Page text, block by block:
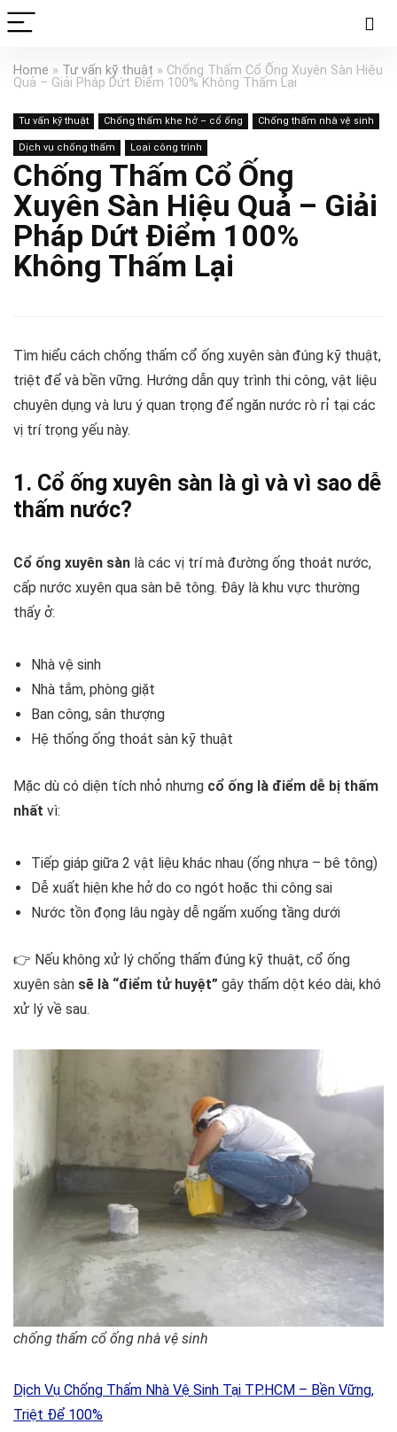
Home » Tư vấn kỹ thuật » Chống Thấm Cổ Ống Xuyên Sàn Hiệu
Quả – Giải Pháp Dứt Điểm 100% Không Thấm Lại
Tư vấn kỹ thuật Chống thấm khe hở – cổ ống Chống thấm nhà vệ sinh
Dịch vụ chống thấm Loại công trình
Chống Thấm Cổ Ống
Xuyên Sàn Hiệu Quả – Giải
Pháp Dứt Điểm 100%
Không Thấm Lại
Tìm hiểu cách chống thấm cổ ống xuyên sàn đúng kỹ thuật,
triệt để và bền vững. Hướng dẫn quy trình thi công, vật liệu
chuyên dụng và lưu ý quan trọng để ngăn nước rò rỉ tại các
vị trí trọng yếu này.
1. Cổ ống xuyên sàn là gì và vì sao dễ
thấm nước?
Cổ ống xuyên sàn là các vị trí mà đường ống thoát nước,
cấp nước xuyên qua sàn bê tông. Đây là khu vực thường
thấy ở:
Nhà vệ sinh
Nhà tắm, phòng giặt
Ban công, sân thượng
Hệ thống ống thoát sàn kỹ thuật
Mặc dù có diện tích nhỏ nhưng cổ ống là điểm dễ bị thấm
nhất vì:
Tiếp giáp giữa 2 vật liệu khác nhau (ống nhựa – bê tông)
Dễ xuất hiện khe hở do co ngót hoặc thi công sai
Nước tồn đọng lâu ngày dễ ngấm xuống tầng dưới
👉 Nếu không xử lý chống thấm đúng kỹ thuật, cổ ống
xuyên sàn sẽ là “điểm tử huyệt” gây thấm dột kéo dài, khó
xử lý về sau.
chống thấm cổ ống nhà vệ sinh
Dịch Vụ Chống Thấm Nhà Vệ Sinh Tại TP.HCM – Bền Vững,
Triệt Để 100%